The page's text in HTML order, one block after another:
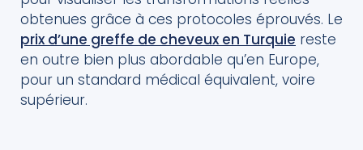
obtenues grâce à ces protocoles éprouvés. Le
prix d’une greffe de cheveux en Turquie reste
en outre bien plus abordable qu’en Europe,
pour un standard médical équivalent, voire
supérieur.